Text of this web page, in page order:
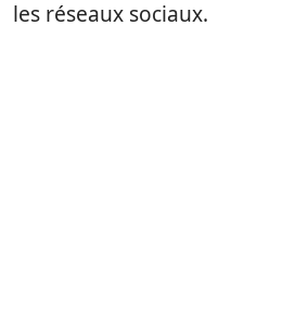
les réseaux sociaux.